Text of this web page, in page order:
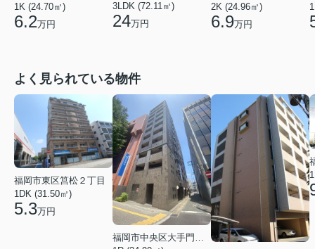
1K (24.70㎡)
6.2万円
3LDK (72.11㎡)
24万円
2K (24.96㎡)
6.9万円
よく見られている物件
福岡市東区筥松２丁目
1DK (31.50㎡)
5.3万円
福岡市中央区大手門３丁目